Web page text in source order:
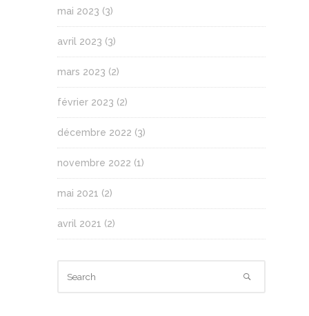
mai 2023 (3)
avril 2023 (3)
mars 2023 (2)
février 2023 (2)
décembre 2022 (3)
novembre 2022 (1)
mai 2021 (2)
avril 2021 (2)